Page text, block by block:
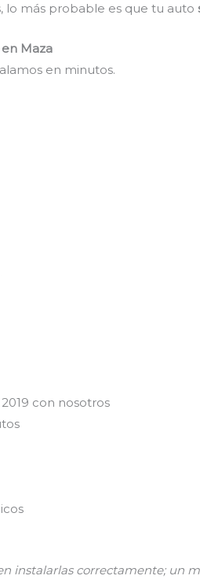
lo más probable es que tu auto
Maza
en minutos.
con nosotros
instalarlas correctamente;